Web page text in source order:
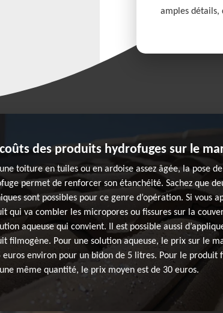
amples détails,
des produits hydrofuges sur le
toiture en tuiles ou en ardoise assez âgée, la pose
permet de renforcer son étanchéité. Sachez que
sont possibles pour ce genre d’opération. Si vous
qui va combler les micropores ou fissures sur la
aqueuse qui convient. Il est possible aussi
filmogène. Pour une solution aqueuse, le prix sur le
euros environ pour un bidon de 5 litres. Pour le produit
même quantité, le prix moyen est de 30 euros.